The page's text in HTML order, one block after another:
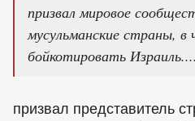
призвал мировое
мусульманские страны, в
бойкотировать Израиль....
призвал представитель